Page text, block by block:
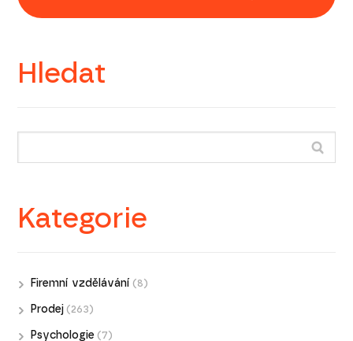
Hledat
Kategorie
Firemní vzdělávání (8)
Prodej (263)
Psychologie (7)